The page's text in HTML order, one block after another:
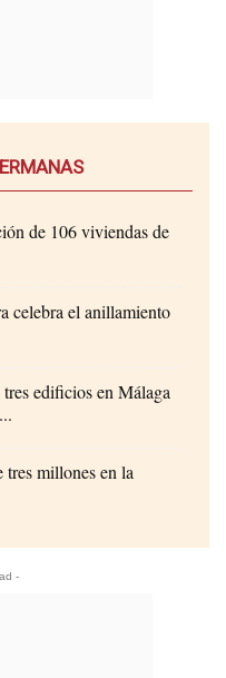
de 106 viviendas de
celebra el anillamiento
edificios en Málaga
millones en la
-